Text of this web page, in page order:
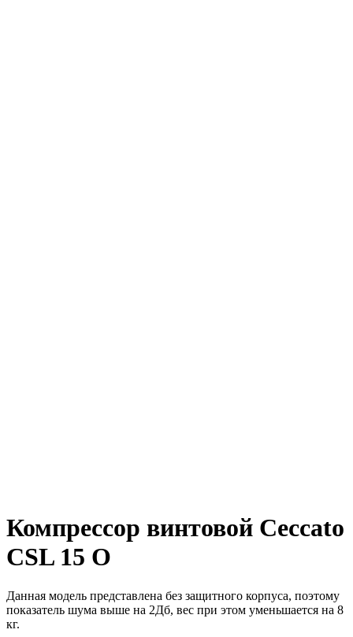
Компрессор винтовой Ceccato
CSL 15 O
Данная модель представлена без защитного корпуса, поэтому
показатель шума выше на 2Дб, вес при этом уменьшается на 8
кг.